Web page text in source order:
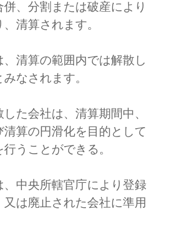
、分割または破産により
清算されます。
清算の範囲内では解散し
なされます。
た会社は、清算期間中、
算の円滑化を目的として
うことができる。
中央所轄官庁により登録
は廃止された会社に準用